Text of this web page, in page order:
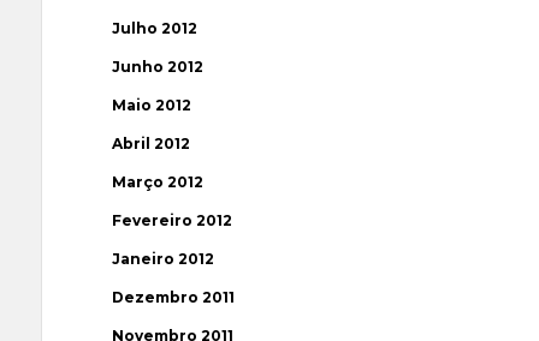
Julho 2012
Junho 2012
Maio 2012
Abril 2012
Março 2012
Fevereiro 2012
Janeiro 2012
Dezembro 2011
Novembro 2011